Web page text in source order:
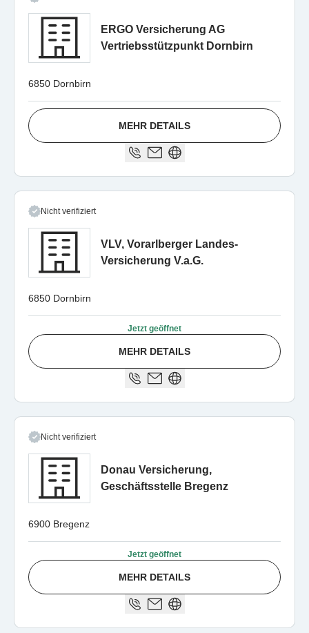
ERGO Versicherung AG
Vertriebsstützpunkt Dornbirn
6850 Dornbirn
MEHR DETAILS
Nicht verifiziert
VLV, Vorarlberger Landes-
Versicherung V.a.G.
6850 Dornbirn
Jetzt geöffnet
MEHR DETAILS
Nicht verifiziert
Donau Versicherung,
Geschäftsstelle Bregenz
6900 Bregenz
Jetzt geöffnet
MEHR DETAILS